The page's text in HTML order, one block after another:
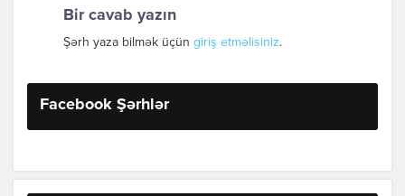
Bir cavab yazın
Şərh yaza bilmək üçün giriş etməlisiniz.
Facebook Şərhlər